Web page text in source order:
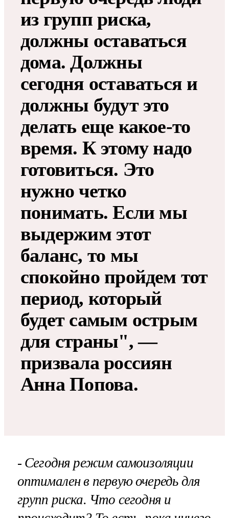
из групп риска,
должны оставаться
дома. Должны
сегодня оставаться и
должны будут это
делать еще какое-то
время. К этому надо
готовиться. Это
нужно четко
понимать. Если мы
выдержим этот
баланс, то мы
спокойно пройдем тот
период, который
будет самым острым
для страны", —
призвала россиян
Анна Попова.
- Сегодня режим самоизоляции
оптимален в первую очередь для
групп риска. Что сегодня и